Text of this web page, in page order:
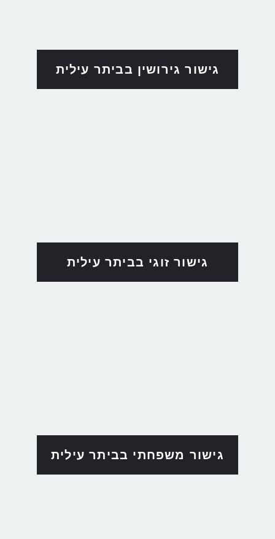
גישור גירושין בביתר עילית
גישור זוגי בביתר עילית
גישור משפחתי בביתר עילית